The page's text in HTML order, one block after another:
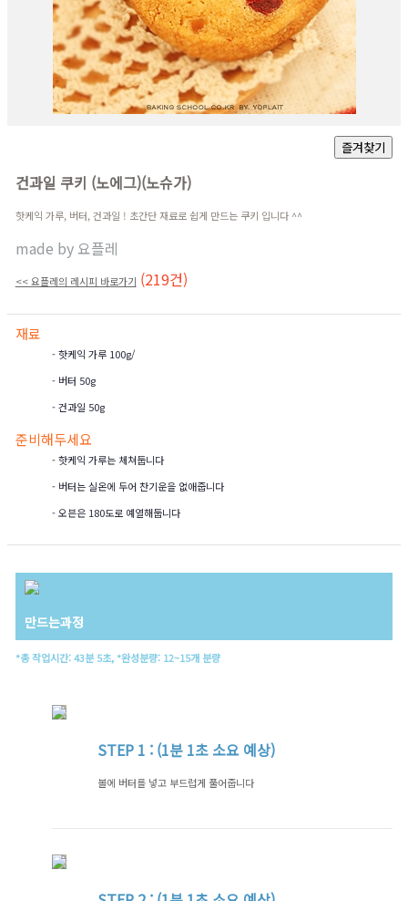
건과일 쿠키 (노에그)(노슈가)
핫케익 가루, 버터, 건과일 ! 초간단 재료로 쉽게 만드는 쿠키 입니다 ^^
made by 요플레
<< 요플레의 레시피 바로가기 (219건)
재료
- 핫케익 가루 100g/
- 버터 50g
- 건과일 50g
준비해두세요
- 핫케익 가루는 체쳐둡니다
- 버터는 실온에 두어 찬기운을 없애줍니다
- 오븐은 180도로 예열해둡니다
만드는과정
*총 작업시간: 43분 5초, *완성분량: 12~15개 분량
STEP1 : (1분 1초 소요 예상)
볼에 버터를 넣고 부드럽게 풀어줍니다